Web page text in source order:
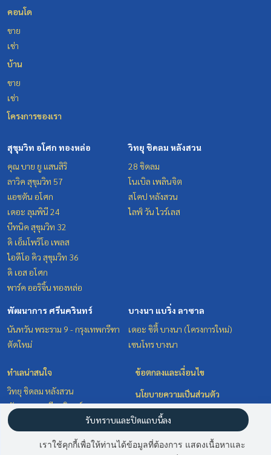
คอนโด
ขาย
เช่า
บ้าน
ขาย
เช่า
โครงการของเรา
สุขุมวิท อโศก ทองหล่อ
คุณ บาย ยู แสนสิริ
ลาวิค สุขุมวิท 57
แอชตัน อโศก
เดอะ ลุมพินี 24
บีทนิค สุขุมวิท 32
ดิ เอ็มโพริโอ เพลส
ไอดีโอ คิว สุขุมวิท 36
ดิ เอส อโศก
พาร์ค ออริจิ้น ทองหล่อ
วิทยุ ชิดลม หลังสวน
28 ชิดลม
โนเบิล เพลินจิต
สโคป หลังสวน
ไลฟ์ วัน ไวร์เลส
พัฒนาการ ศรีนครินทร์
นันทวัน พระราม 9 - กรุงเทพกรีฑา
ตัดใหม่
บางนา แบริ่ง ลาซาล
เดอะ ซิตี้ บางนา (โครงการใหม่)
เซนโทร บางนา
ทำเลน่าสนใจ
วิทยุ ชิดลม หลังสวน
พัฒนาการ ศรีนครินทร์
สุขุมวิท อโศก ทองหล่อ
ข้อตกลงและเงื่อนไข
นโยบายความเป็นส่วนตัว
เกี่ยวกับเรา
วิธีการฝากขาย-เช่า
เราใช้คุกกี้เพื่อให้ท่านได้ข้อมูลที่ต้องการ แสดงเนื้อหาและ
รับทราบและปิดแถบนี้ลง